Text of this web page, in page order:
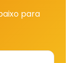
para